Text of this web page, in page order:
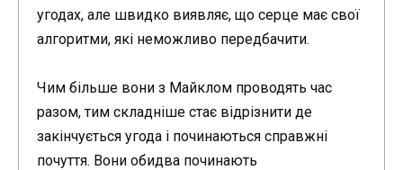
угодах, але швидко виявляє, що серце має свої
алгоритми, які неможливо передбачити.
Чим більше вони з Майклом проводять час
разом, тим складніше стає відрізнити де
закінчується угода і починаються справжні
почуття. Вони обидва починають